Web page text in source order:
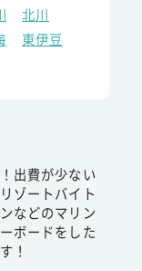
北川
東伊豆
出費が少ない
ゾートバイト
などのマリン
ボードをした
！